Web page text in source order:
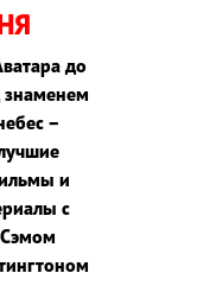
до
–
и
с
Сэмом